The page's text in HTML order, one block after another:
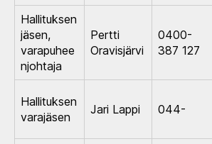
Hallituksen
jäsen,
varapuhee
njohtaja
Pertti
Oravisjärvi
0400-
387 127
Hallituksen
varajäsen
Jari Lappi 044-